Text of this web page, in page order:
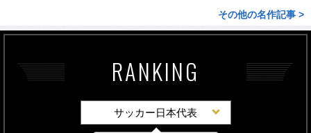
その他の名作記事 >
RANKING
サッカー日本代表